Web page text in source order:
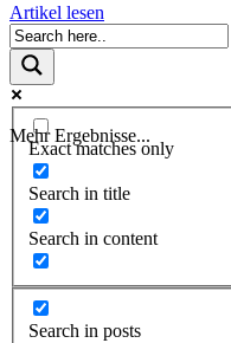
Artikel lesen
Mehr Ergebnisse...
Exact matches only
Search in title
Search in content
Search in posts